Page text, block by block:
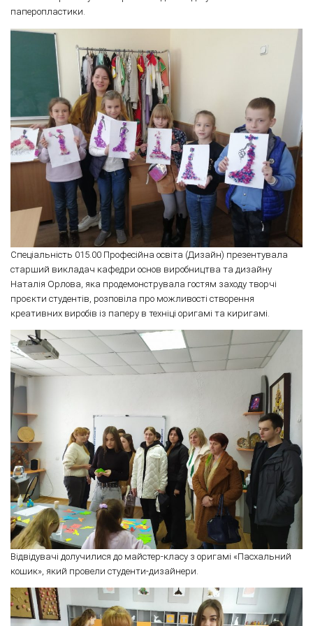
паперопластики.
Спеціальність 015.00 Професійна освіта (Дизайн) презентувала
старший викладач кафедри основ виробництва та дизайну
Наталія Орлова, яка продемонструвала гостям заходу творчі
проєкти студентів, розповіла про можливості створення
креативних виробів із паперу в техніці оригамі та киригамі.
Відвідувачі долучилися до майстер-класу з оригамі «Пасхальний
кошик», який провели студенти-дизайнери.